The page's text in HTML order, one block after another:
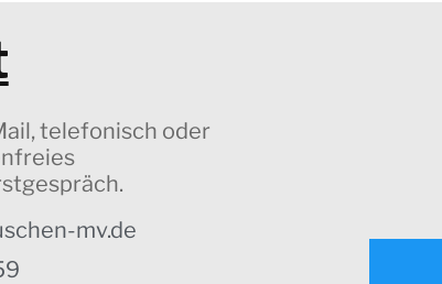
telefonisch oder
mv.de